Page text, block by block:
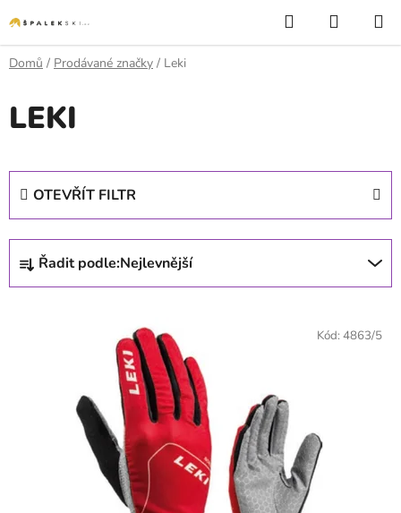
Hledat
Domů / Prodávané značky / Leki
LEKI
OTEVŘÍT FILTR
Řazení produktů
Řadit podle:Nejlevnější
Kód: 4863/5